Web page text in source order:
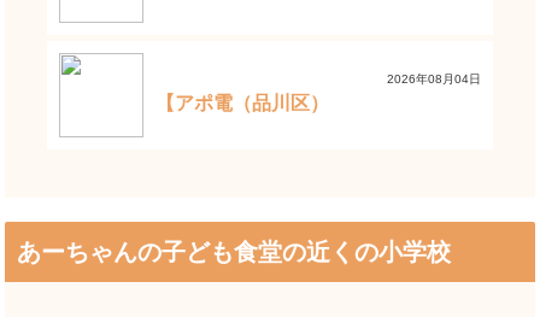
2026年08月04日
【アポ電（品川区）
あーちゃんの子ども食堂の近くの小学校